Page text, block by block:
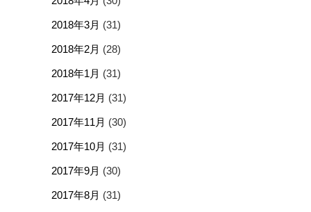
2018年3月 (31)
2018年2月 (28)
2018年1月 (31)
2017年12月 (31)
2017年11月 (30)
2017年10月 (31)
2017年9月 (30)
2017年8月 (31)